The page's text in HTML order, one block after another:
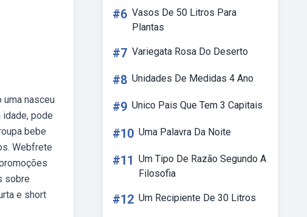
nasceu
pode
bebe
Webfrete
sobre
e short
#6 Vasos De 50 Litros Para
Plantas
#7 Variegata Rosa Do Deserto
#8 Unidades De Medidas 4 Ano
#9 Unico Pais Que Tem 3 Capitais
#10 Uma Palavra Da Noite
#11 Um Tipo De Razão Segundo A
Filosofia
#12 Um Recipiente De 30 Litros